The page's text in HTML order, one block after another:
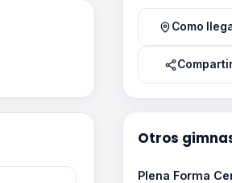
Como
Otros
Plena Forma